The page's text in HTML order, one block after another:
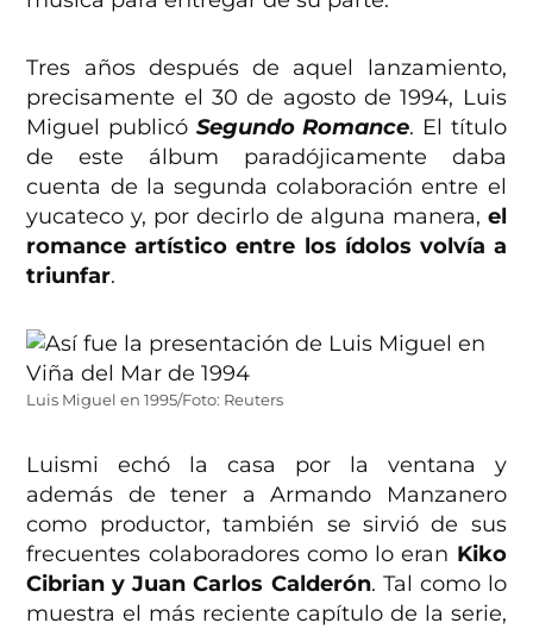
Tres años después de aquel lanzamiento,
precisamente el 30 de agosto de 1994, Luis
Miguel publicó Segundo Romance. El título
de este álbum paradójicamente daba
cuenta de la segunda colaboración entre el
yucateco y, por decirlo de alguna manera, el
romance artístico entre los ídolos volvía a
triunfar.
Luis Miguel en 1995/Foto: Reuters
Luismi echó la casa por la ventana y
además de tener a Armando Manzanero
como productor, también se sirvió de sus
frecuentes colaboradores como lo eran Kiko
Cibrian y Juan Carlos Calderón. Tal como lo
muestra el más reciente capítulo de la serie,